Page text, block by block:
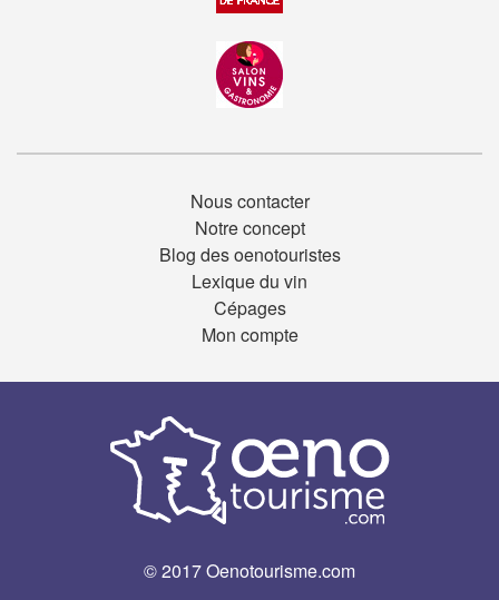
Nous contacter
Notre concept
Blog des oenotouristes
Lexique du vin
Cépages
Mon compte
© 2017 Oenotourisme.com